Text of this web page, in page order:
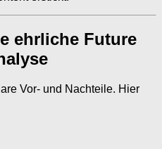
ehrliche Future
Vor- und Nachteile. Hier